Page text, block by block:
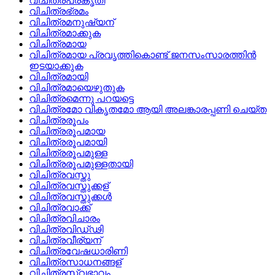
വിചിത്രഭ്രമം
വിചിത്രമനുഷ്യന്
വിചിത്രമാക്കുക
വിചിത്രമായ
വിചിത്രമായ പ്രവൃത്തികൊണ്ട്‌ ജനസംസാരത്തിന്‍
ഇടയാക്കുക
വിചിത്രമായി
വിചിത്രമായെഴുതുക
വിചിത്രമെന്നു പറയട്ടെ
വിചിത്രമോ വികൃതമോ ആയി അലങ്കാരപ്പണി ചെയ്‌ത
വിചിത്രരൂപം
വിചിത്രരൂപമായ
വിചിത്രരൂപമായി
വിചിത്രരൂപമുള്ള
വിചിത്രരൂപമുള്ളതായി
വിചിത്രവസ്തു
വിചിത്രവസ്തുക്കള്
വിചിത്രവസ്തുക്കള്‍
വിചിത്രവാക്ക്
വിചിത്രവിചാരം
വിചിത്രവിഡ്‌ഢി
വിചിത്രവീര്യന്
വിചിത്രവേഷധാരിണി
വിചിത്രസാധനങ്ങള്